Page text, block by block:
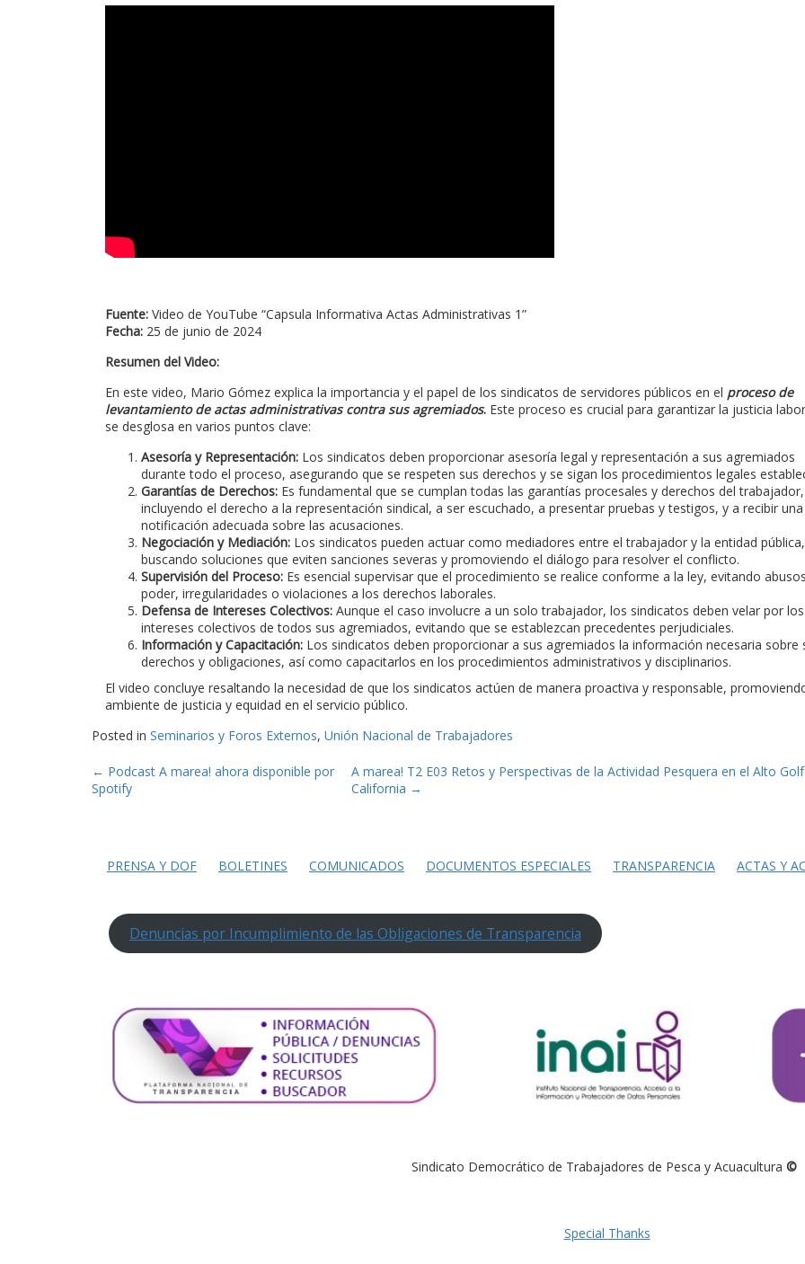
Fuente: Video de YouTube “Capsula Informativa Actas Administrativas 1”
Fecha: 25 de junio de 2024
Resumen del Video:
En este video, Mario Gómez explica la importancia y el papel de los sindicatos de servidores públicos en el proceso de
levantamiento de actas administrativas contra sus agremiados. Este proceso es crucial para garantizar la justicia
se desglosa en varios puntos clave:
Asesoría y Representación: Los sindicatos deben proporcionar asesoría legal y representación a sus agremiados
durante todo el proceso, asegurando que se respeten sus derechos y se sigan los procedimientos legales
Garantías de Derechos: Es fundamental que se cumplan todas las garantías procesales y derechos del trabajador,
incluyendo el derecho a la representación sindical, a ser escuchado, a presentar pruebas y testigos, y a recibir una
notificación adecuada sobre las acusaciones.
Negociación y Mediación: Los sindicatos pueden actuar como mediadores entre el trabajador y la entidad pública,
buscando soluciones que eviten sanciones severas y promoviendo el diálogo para resolver el conflicto.
Supervisión del Proceso: Es esencial supervisar que el procedimiento se realice conforme a la ley, evitando
poder, irregularidades o violaciones a los derechos laborales.
Defensa de Intereses Colectivos: Aunque el caso involucre a un solo trabajador, los sindicatos deben velar por los
intereses colectivos de todos sus agremiados, evitando que se establezcan precedentes perjudiciales.
Información y Capacitación: Los sindicatos deben proporcionar a sus agremiados la información necesaria sobre
derechos y obligaciones, así como capacitarlos en los procedimientos administrativos y disciplinarios.
El video concluye resaltando la necesidad de que los sindicatos actúen de manera proactiva y responsable,
ambiente de justicia y equidad en el servicio público.
Posted in Seminarios y Foros Externos, Unión Nacional de Trabajadores
Post
navigation
← Podcast A marea! ahora disponible por
Spotify
A marea! T2 E03 Retos y Perspectivas de la Actividad Pesquera en el Alto
California →
PRENSA Y DOF BOLETINES COMUNICADOS DOCUMENTOS ESPECIALES TRANSPARENCIA ACTAS Y
Denuncias por Incumplimiento de las Obligaciones de Transparencia
Sindicato Democrático de Trabajadores de Pesca y Acuacultura ©
Special Thanks